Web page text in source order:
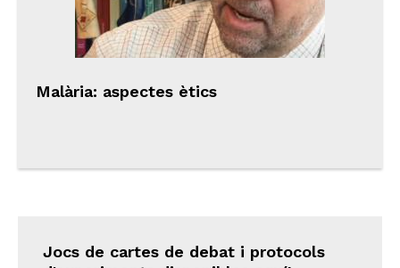
Malària: aspectes ètics
Jocs de cartes de debat i protocols